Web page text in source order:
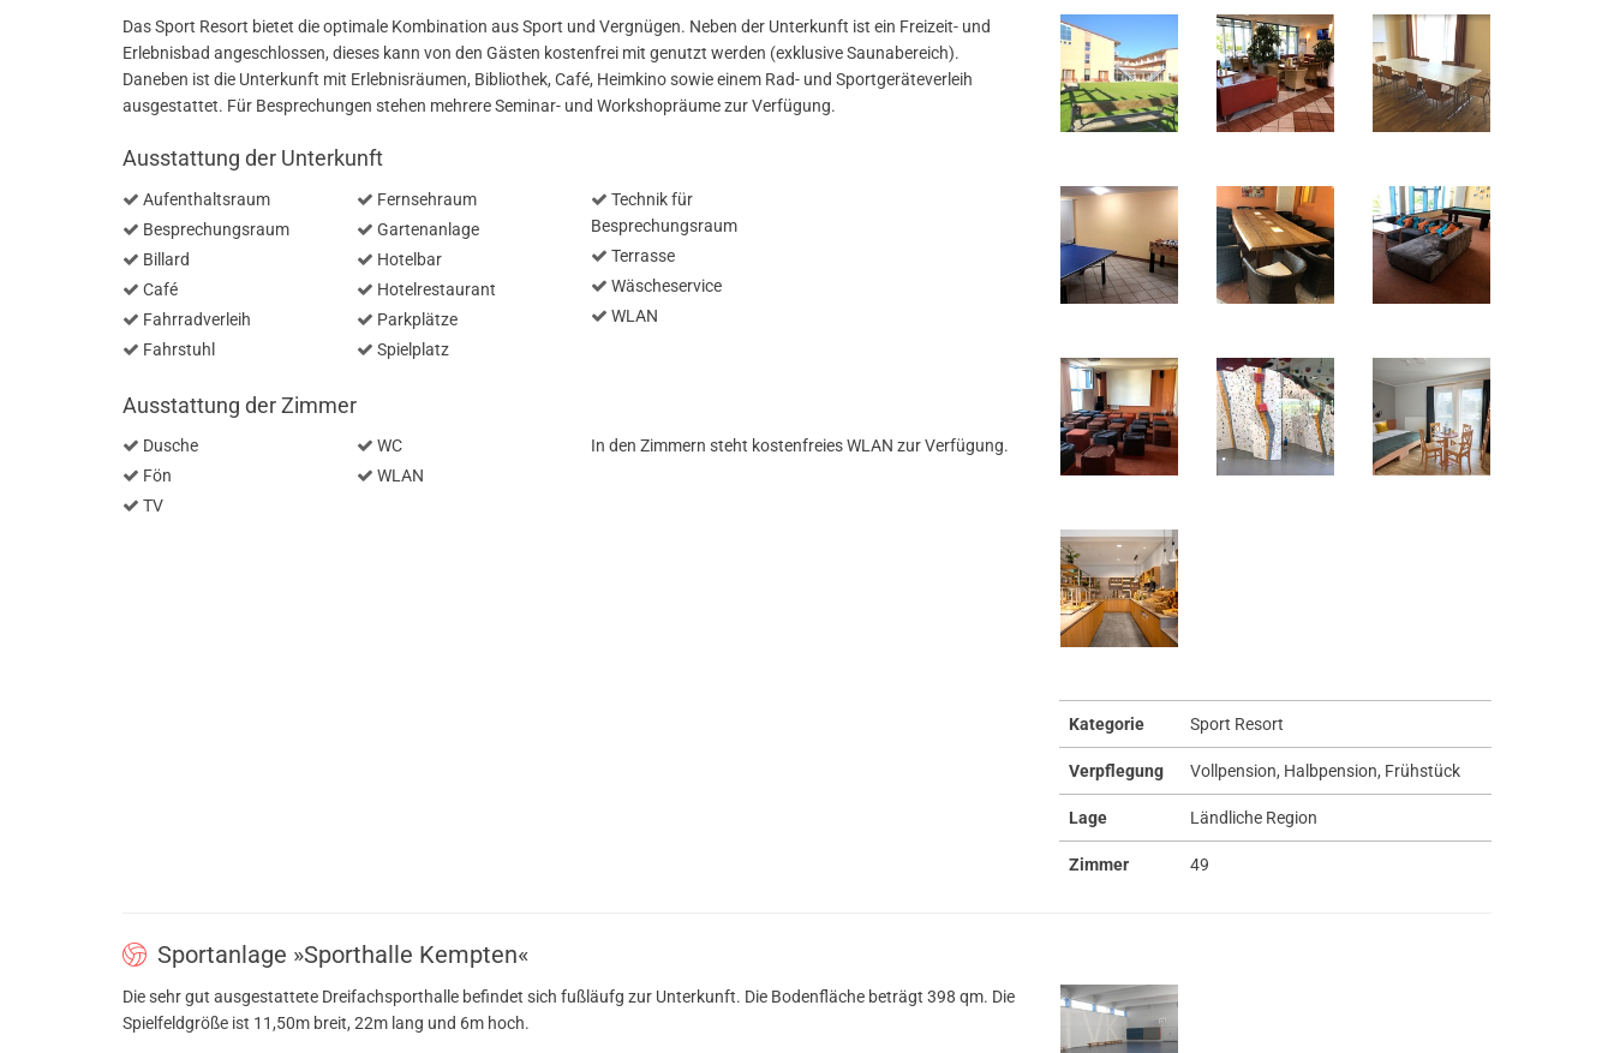
Das Sport Resort bietet die optimale Kombination aus Sport und Vergnügen. Neben der Unterkunft ist ein Freizeit- und
Erlebnisbad angeschlossen, dieses kann von den Gästen kostenfrei mit genutzt werden (exklusive Saunabereich).
Daneben ist die Unterkunft mit Erlebnisräumen, Bibliothek, Café, Heimkino sowie einem Rad- und Sportgeräteverleih
ausgestattet. Für Besprechungen stehen mehrere Seminar- und Workshopräume zur Verfügung.
Ausstattung der Unterkunft
Aufenthaltsraum
Besprechungsraum
Billard
Café
Fahrradverleih
Fahrstuhl
Fernsehraum
Gartenanlage
Hotelbar
Hotelrestaurant
Parkplätze
Spielplatz
Technik für
Besprechungsraum
Terrasse
Wäscheservice
WLAN
Ausstattung der Zimmer
In den Zimmern steht kostenfreies WLAN zur Verfügung.
Dusche
Fön
TV
WC
WLAN
Kategorie Sport Resort
Verpflegung Vollpension, Halbpension, Frühstück
Lage Ländliche Region
Zimmer 49
Sportanlage »Sporthalle Kempten«
Die sehr gut ausgestattete Dreifachsporthalle befindet sich fußläufg zur Unterkunft. Die Bodenfläche beträgt 398 qm. Die
Spielfeldgröße ist 11,50m breit, 22m lang und 6m hoch.